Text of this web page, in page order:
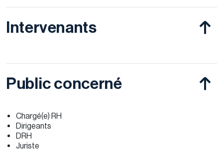
Intervenants
Public concerné
Chargé(e) RH
Dirigeants
DRH
Juriste